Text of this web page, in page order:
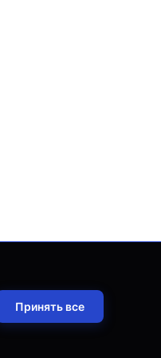
Принять все